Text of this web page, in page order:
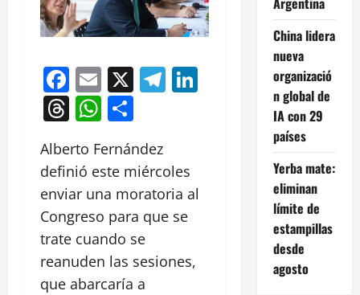
Facebook
Email
X Telegram
LinkedIn
Threads
WhatsApp
Alberto Fernández
definió este miércoles
enviar una moratoria al
Congreso para que se
trate cuando se
reanuden las sesiones,
que abarcaría a
China lidera
nueva
organizació
n global de
IA con 29
países
Yerba mate:
eliminan
límite de
estampillas
desde
agosto